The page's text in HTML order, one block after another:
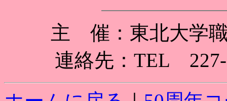
主 催：東北大学
連絡先：TEL